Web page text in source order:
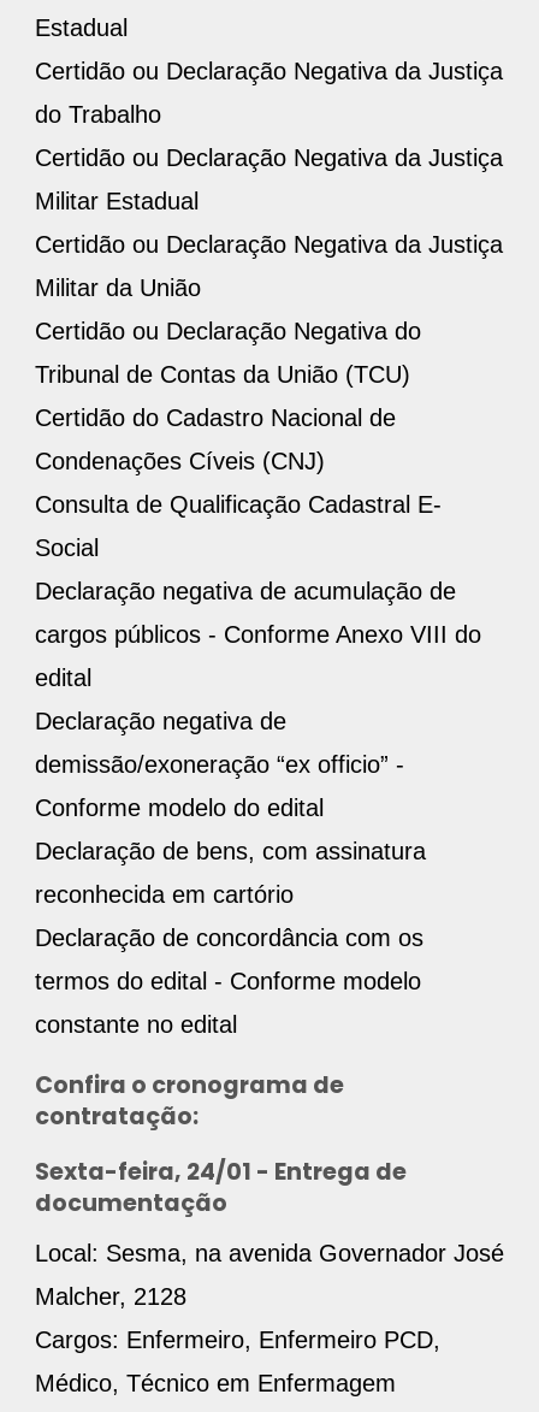
Estadual
Certidão ou Declaração Negativa da Justiça
do Trabalho
Certidão ou Declaração Negativa da Justiça
Militar Estadual
Certidão ou Declaração Negativa da Justiça
Militar da União
Certidão ou Declaração Negativa do
Tribunal de Contas da União (TCU)
Certidão do Cadastro Nacional de
Condenações Cíveis (CNJ)
Consulta de Qualificação Cadastral E-
Social
Declaração negativa de acumulação de
cargos públicos - Conforme Anexo VIII do
edital
Declaração negativa de
demissão/exoneração “ex officio” -
Conforme modelo do edital
Declaração de bens, com assinatura
reconhecida em cartório
Declaração de concordância com os
termos do edital - Conforme modelo
constante no edital
Confira o cronograma de
contratação:
Sexta-feira, 24/01 - Entrega de
documentação
Local: Sesma, na avenida Governador José
Malcher, 2128
Cargos: Enfermeiro, Enfermeiro PCD,
Médico, Técnico em Enfermagem